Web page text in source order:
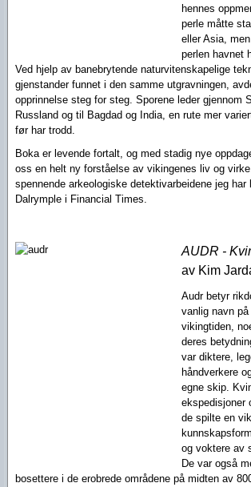
hennes
perle måtte
eller Asia,
perlen havnet
Ved hjelp av banebrytende naturvitenskapelige
gjenstander funnet i den samme utgravningen,
opprinnelse steg for steg. Sporene leder gjennom
Russland og til Bagdad og India, en rute mer
før har trodd.
Boka er levende fortalt, og med stadig nye
oss en helt ny forståelse av vikingenes liv og
spennende arkeologiske detektivarbeidene jeg
Dalrymple i Financial Times.
AUDR -
av Kim
Audr betyr
vanlig navn
vikingtiden,
deres
var diktere,
håndverkere
egne skip.
ekspedisjoner
de spilte en
og voktere av
De var også
bosettere i de erobrede områdene på midten av